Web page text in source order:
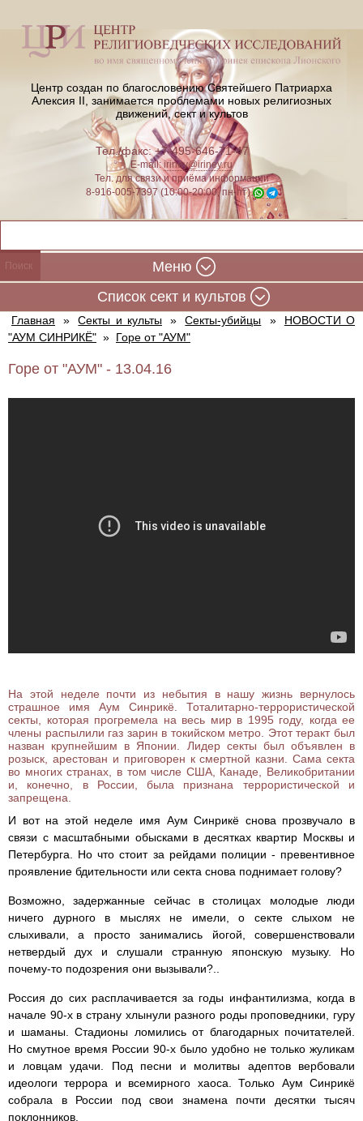
Центр создан по благословению Святейшего Патриарха
Алексия II, занимается проблемами новых религиозных
движений, сект и культов
Тел./факс: +7-495-646-71-47
E-mail:iriney@iriney.ru
Тел. для связи и приёма информации
8-916-005-7397 (10:00-20:00, пн-пт)
Меню
Cписок сект и культов
Главная » Секты и культы » Секты-убийцы »
НОВОСТИ О
"АУМ СИНРИКЁ" » Горе от "АУМ"
Горе от "АУМ" - 13.04.16
На этой неделе почти из небытия в нашу жизнь вернулось
страшное имя Аум Синрикё. Тоталитарно-террористической
секты, которая прогремела на весь мир в 1995 году, когда ее
члены распылили газ зарин в токийском метро. Этот теракт был
назван крупнейшим в Японии. Лидер секты был объявлен в
розыск, арестован и приговорен к смертной казни. Сама секта
во многих странах, в том числе США, Канаде, Великобритании
и, конечно, в России, была признана террористической и
запрещена.
И вот на этой неделе имя Аум Синрикё снова прозвучало в
связи с масштабными обысками в десятках квартир Москвы и
Петербурга. Но что стоит за рейдами полиции - превентивное
проявление бдительности или секта снова поднимает голову?
Возможно, задержанные сейчас в столицах молодые люди
ничего дурного в мыслях не имели, о секте слыхом не
слыхивали, а просто занимались йогой, совершенствовали
нетвердый дух и слушали странную японскую музыку. Но
почему-то подозрения они вызывали?..
Россия до сих расплачивается за годы инфантилизма, когда в
начале 90-х в страну хлынули разного роды проповедники, гуру
и шаманы. Стадионы ломились от благодарных почитателей.
Но смутное время России 90-х было удобно не только жуликам
и ловцам удачи. Под песни и молитвы адептов вербовали
идеологи террора и всемирного хаоса. Только Аум Синрикё
собрала в России под свои знамена почти десятки тысяч
поклонников.